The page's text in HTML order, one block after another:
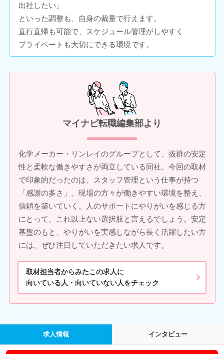
出社したい」
といった調整も、自身の裁量で行えます。
直行直帰も可能で、スケジュール管理がしやすく
プライベートも大切にできる環境です。
マイナビ転職編集部より
化学メーカー・リンレイのグループとして、抜群の安定
性と柔軟な働きやすさが両立している同社。今回の取材
で印象的だったのは、スタッフ管理という仕事が持つ
「感謝の多さ」。現場の方々が働きやすい環境を整え、
信頼を築いていく。人のサポートにやりがいを感じる方
にとって、これ以上ない選択肢と言えるでしょう。安定
基盤のもと、やりがいを実感しながら長く活躍したい方
には、ぜひ注目していただきたい求人です。
取材担当者からみたこの求人に
向いている人・向いていない人をチェック
求人情報 インタビュー